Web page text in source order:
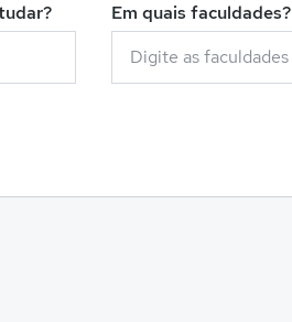
Em quais faculdades?